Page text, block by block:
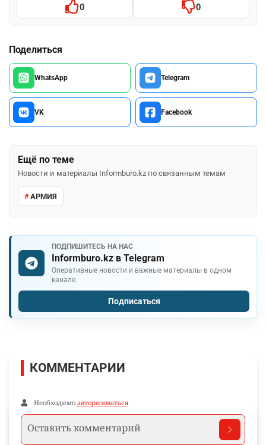
0 0
Поделиться
WhatsApp Telegram
VK Facebook
Ещё по теме
Новости и материалы Informburo.kz по связанным темам
АРМИЯ
ПОДПИШИТЕСЬ НА НАС
Informburo.kz в Telegram
Оперативные новости и важные материалы в одном
канале.
Подписаться
КОММЕНТАРИИ
Необходимо авторизоваться